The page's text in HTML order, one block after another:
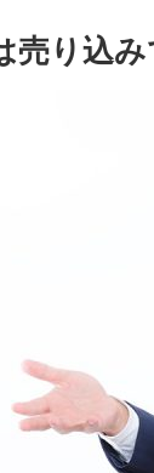
売り込